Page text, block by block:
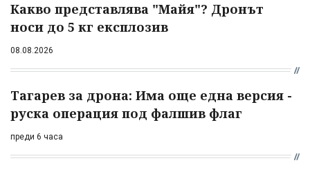
Какво представлява "Майя"? Дронът
носи до 5 кг експлозив
08.08.2026
Тагарев за дрона: Има още една версия -
руска операция под фалшив флаг
преди 6 часа